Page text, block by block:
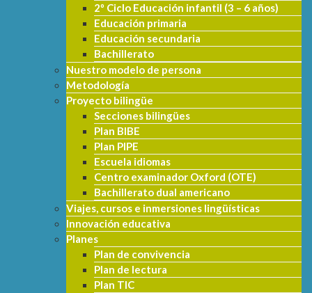
2º Ciclo Educación infantil (3 – 6 años)
Educación primaria
Educación secundaria
Bachillerato
Nuestro modelo de persona
Metodología
Proyecto bilingüe
Secciones bilingües
Plan BIBE
Plan PIPE
Escuela idiomas
Centro examinador Oxford (OTE)
Bachillerato dual americano
Viajes, cursos e inmersiones lingüísticas
Innovación educativa
Planes
Plan de convivencia
Plan de lectura
Plan TIC